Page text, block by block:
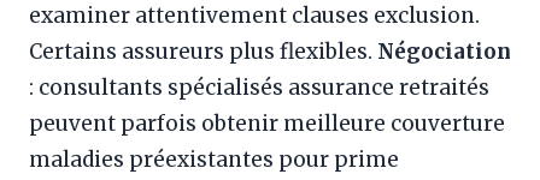
examiner attentivement clauses exclusion.
Certains assureurs plus flexibles. Négociation
: consultants spécialisés assurance retraités
peuvent parfois obtenir meilleure couverture
maladies préexistantes pour prime